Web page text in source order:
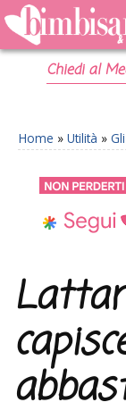
Chiedi al
Home » Utilità »